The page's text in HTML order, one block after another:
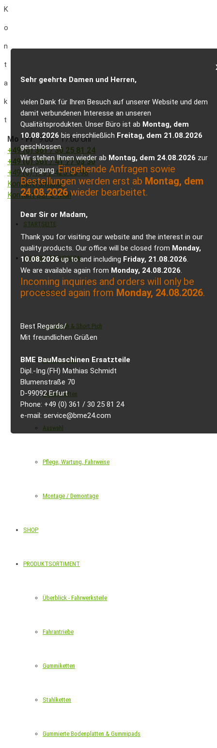
K
o
n
t
a
k
t
Mo -Fr: 9.00 - 17.00 Uhr
+49 (0) 361 / 30 25 81 24
+49 (0) 361 / 41 77 03 30
+49 (0) 179 / 425 50 98
Kontaktformular
Kontakt per E-Mail
STARTSEITE
GUMMIKETTENPORTAL
Aufbau
Long Pitch & Short Pich
Ausführungen
Eigenschaften
Auswahl
Pflege, Wartung, Fahrweise
Montage / Demontage
SHOP
PRODUKTSORTIMENT
Überblick - Fahrwerksteile
Fahrantriebe
Gummiketten
Stahlketten
Gummierte Bodenplatten & Gummipads
Sehr geehrte Damen und Herren,
vielen Dank für Ihren Besuch auf unserer Website und dem
damit verbundenen Interesse an unseren
Qualitätsprodukten. Unser Büro ist ab Montag, dem
10.08.2026 bis einschließlich Freitag, dem 21.08.2026
geschlossen.
Wir stehen Ihnen wieder ab Montag, dem 24.08.2026 zur
Verfügung.Eingehende Anfragen sowie
Bestellungen werden erst ab Montag, dem
24.08.2026wieder bearbeitet.
Dear Sir or Madam,
Thank you for visiting our website and the interest in our
quality products. Our office will be closed from Monday,
10.08.2026up to and including Friday, 21.08.2026.
We are available again from Monday, 24.08.2026.
Incoming inquiries and orders will only be
processed again from Monday, 24.08.2026.
Best Regards/
Mit freundlichen Grüßen
BME BauMaschinen Ersatzteile
Dipl.-Ing.(FH) Mathias Schmidt
Blumenstraße 70
D-99092 Erfurt
Phone: +49 (0) 361 / 30 25 81 24
e-mail: service@bme24.com